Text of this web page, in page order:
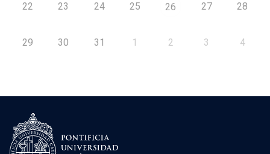
22 23 24 25 26 27 28
29 30 31 1 2 3 4